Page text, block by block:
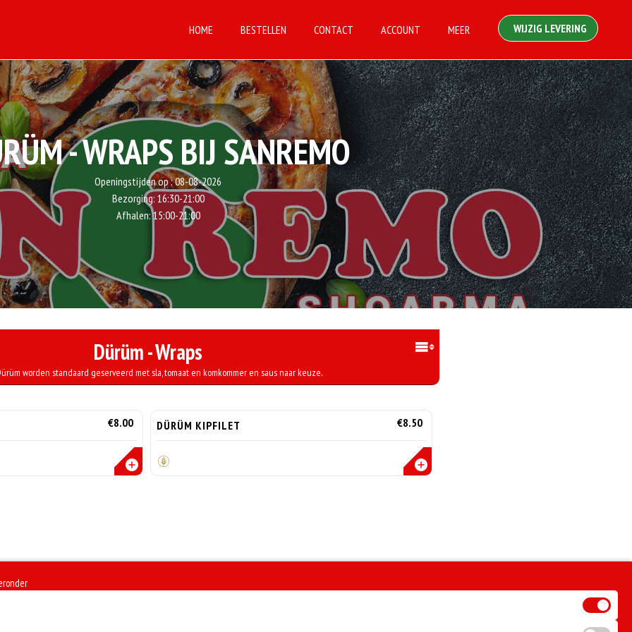
HOME BESTELLEN CONTACT ACCOUNT MEER WIJZIG LEVERING
- WRAPS BIJ SANREMO
Openingstijden op :08-08-2026
Bezorging: 16:30-21:00
Afhalen:15:00-21:00
Dürüm - Wraps
worden standaard geserveerd met sla, tomaat en komkommer en saus naar keuze.
€8.00 DÜRÜM KIPFILET €8.50